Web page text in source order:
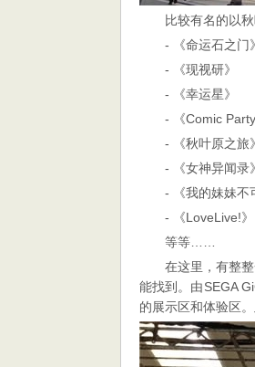
比较有名的以
- 《命运石之门》
- 《现视研》
- 《幸运星》
- 《Comic Party
- 《秋叶原之旅》
- 《女神异闻录》
- 《我的妹妹不
- 《LoveLive!》
等等……
在这里，有整
能找到。由SEGA
的展示区和体验区